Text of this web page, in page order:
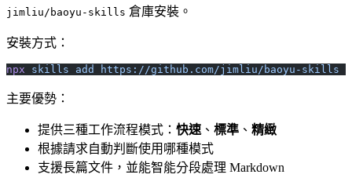
jimliu/baoyu-skills 倉庫安裝。
安裝方式：
npx skills add https://github.com/jimliu/baoyu-skills
主要優勢：
提供三種工作流程模式： 快速 、 標準 、 精緻
根據請求自動判斷使用哪種模式
支援長篇文件，並能智能分段處理 Markdown